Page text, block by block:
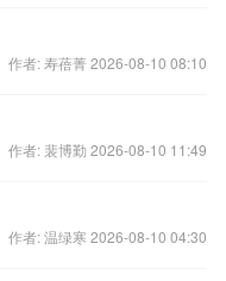
作者: 寿蓓菁 2026-08-10 08:10
作者: 裴博勤 2026-08-10 11:49
作者: 温绿寒 2026-08-10 04:30